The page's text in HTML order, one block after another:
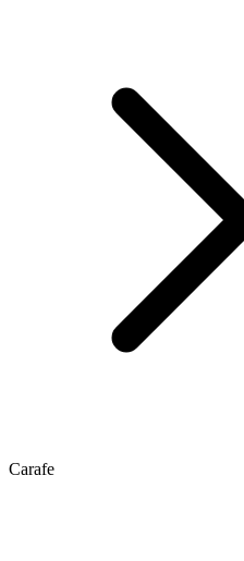
Carafe